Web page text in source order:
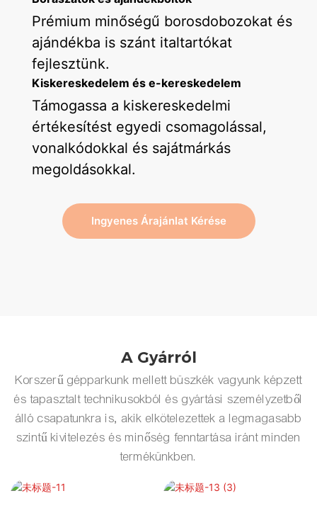
Prémium minőségű borosdobozokat és
ajándékba is szánt italtartókat
fejlesztünk.
Kiskereskedelem és e-kereskedelem
Támogassa a kiskereskedelmi
értékesítést egyedi csomagolással,
vonalkódokkal és sajátmárkás
megoldásokkal.
Ingyenes Árajánlat Kérése
A Gyárról
Korszerű gépparkunk mellett büszkék vagyunk képzett
és tapasztalt technikusokból és gyártási személyzetből
álló csapatunkra is, akik elkötelezettek a legmagasabb
szintű kivitelezés és minőség fenntartása iránt minden
termékünkben.